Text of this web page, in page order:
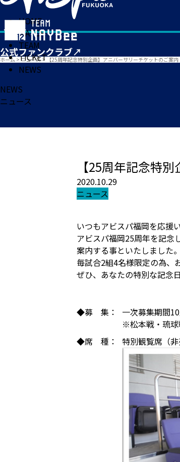
HOME
MATCH
TEAM
TICKET
NEWS
ホーム > ニュース> 【25周年記念特別企画】アニバーサリーチケットのご案内
NEWS
ニュース
【25周年記念特
2020.10.29
ニュース
いつもアビスパ福岡を応援
アビスパ福岡25周年を記念
案内する事といたしました。
毎試合2組4名様限定の為、
ぜひ、あなたの特別な記念
◆募 集：
一次募集期間
※松本戦・琉球
◆席 種：
特別観覧席（非